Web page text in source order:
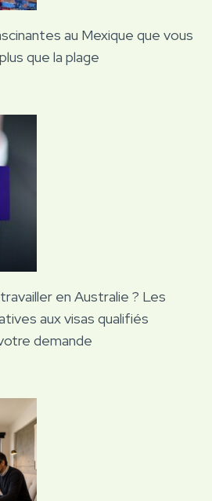
au Mexique que vous
que la plage
en Australie ? Les
aux visas qualifiés
demande